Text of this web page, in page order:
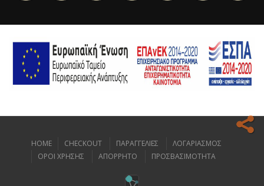
Ο ιστοχώρος μας κάνει χρήση cookies για να σας προσφέρει την
HOME CHECKOUT ΠΑΡΑΓΓΕΛΙΕΣ
ΛΟΓΑΡΙΑΣΜΟΣ
ΟΡΟΙ ΧΡΗΣΗΣ
ΑΠΟΡΡΗΤΟ ΠΡΟΣΒΑΣΙΜΟΤΗΤΑ